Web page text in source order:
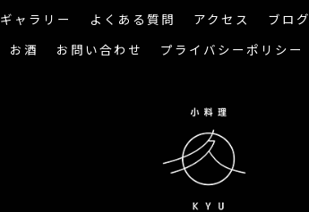
ギャラリー よくある質問 アクセス ブログ
お酒
お問い合わせ プライバシーポリシー